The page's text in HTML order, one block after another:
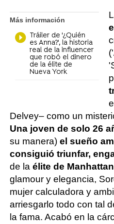
Más información
Tráiler de '¿Quién
es Anna?', la historia
real de la influencer
que robó el dinero
de la élite de
Nueva York
Delvey– como un
Una joven de solo 26
su manera) el sueño
consiguió triunfar,
de la élite de Manhattan
glamour y elegancia,
mujer calculadora y
arriesgarlo todo con tal
la fama. Acabó en la